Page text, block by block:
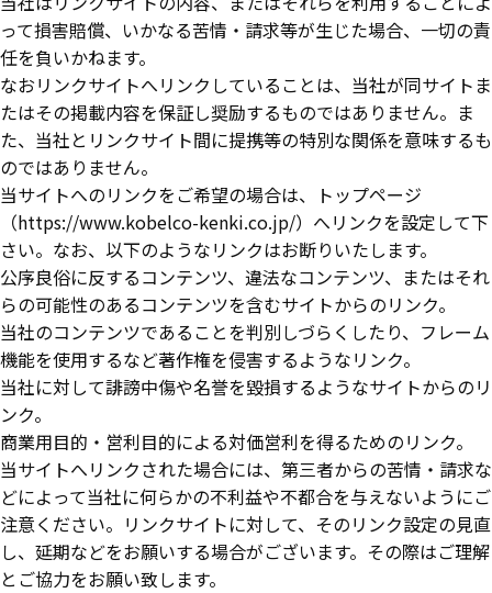
って損害賠償、いかなる苦情・請求等が生じた場合、一切の責
任を負いかねます。
なおリンクサイトへリンクしていることは、当社が同サイトま
たはその掲載内容を保証し奨励するものではありません。ま
た、当社とリンクサイト間に提携等の特別な関係を意味するも
のではありません。
当サイトへのリンクをご希望の場合は、トップページ
（https://www.kobelco-kenki.co.jp/）へリンクを設定して下
さい。なお、以下のようなリンクはお断りいたします。
公序良俗に反するコンテンツ、違法なコンテンツ、またはそれ
らの可能性のあるコンテンツを含むサイトからのリンク。
当社のコンテンツであることを判別しづらくしたり、フレーム
機能を使用するなど著作権を侵害するようなリンク。
当社に対して誹謗中傷や名誉を毀損するようなサイトからのリ
ンク。
商業用目的・営利目的による対価営利を得るためのリンク。
当サイトへリンクされた場合には、第三者からの苦情・請求な
どによって当社に何らかの不利益や不都合を与えないようにご
注意ください。リンクサイトに対して、そのリンク設定の見直
し、延期などをお願いする場合がございます。その際はご理解
とご協力をお願い致します。